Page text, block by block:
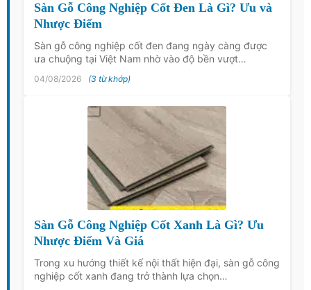
Sàn Gỗ Công Nghiệp Cốt Đen Là Gì? Ưu và
Nhược Điểm
Sàn gỗ công nghiệp cốt đen đang ngày càng được
ưa chuộng tại Việt Nam nhờ vào độ bền vượt…
04/08/2026 (3 từ khớp)
Sàn Gỗ Công Nghiệp Cốt Xanh Là Gì? Ưu
Nhược Điểm Và Giá
Trong xu hướng thiết kế nội thất hiện đại, sàn gỗ công
nghiệp cốt xanh đang trở thành lựa chọn…